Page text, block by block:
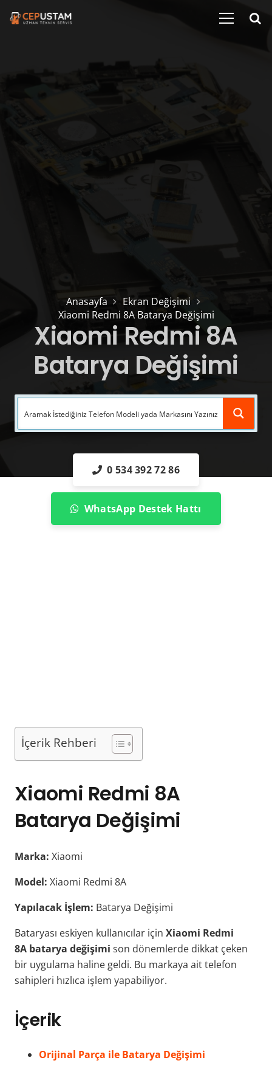
Anasayfa
Ekran Değişimi
Xiaomi Redmi 8A Batarya Değişimi
Xiaomi Redmi 8A
Batarya Değişimi
0 534 392 72 86
WhatsApp Destek Hattı
İçerik Rehberi
Xiaomi Redmi 8A
Batarya Değişimi
Marka: Xiaomi
Model: Xiaomi Redmi 8A
Yapılacak İşlem: Batarya Değişimi
Bataryası eskiyen kullanıcılar için Xiaomi Redmi
8A batarya değişimi son dönemlerde dikkat çeken
bir uygulama haline geldi. Bu markaya ait telefon
sahipleri hızlıca işlem yapabiliyor.
İçerik
Orijinal Parça ile Batarya Değişimi